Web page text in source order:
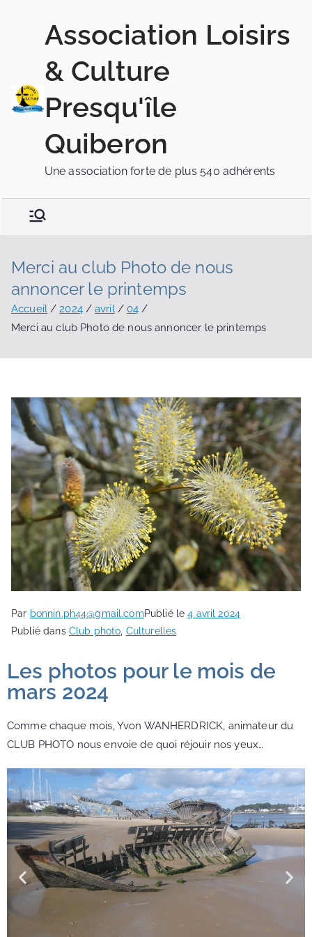
Association Loisirs
& Culture
Presqu'île
Quiberon
Une association forte de plus 540 adhérents
Merci au club Photo de nous
annoncer le printemps
Accueil 2024 avril
04
Merci au club Photo de nous annoncer le printemps
Par bonnin.ph44@gmail.comPublié le4 avril 2024
Publié dans Club photo Culturelles
Les photos pour le mois de
mars 2024
Comme chaque mois, Yvon WANHERDRICK, animateur du
CLUB PHOTO nous envoie de quoi réjouir nos yeux…